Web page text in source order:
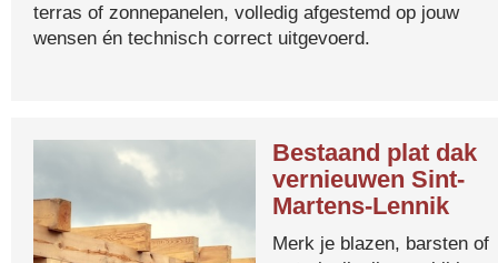
terras of zonnepanelen, volledig afgestemd op jouw
wensen én technisch correct uitgevoerd.
Bestaand plat dak
vernieuwen Sint-
Martens-Lennik
Merk je blazen, barsten of